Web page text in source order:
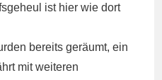
ist hier wie dort
bereits geräumt, ein
mit weiteren